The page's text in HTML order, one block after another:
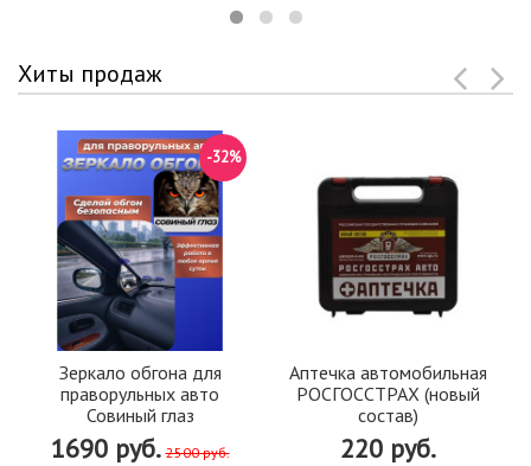
Хиты продаж
Зеркало обгона для
праворульных авто
Совиный глаз
1690 руб. 2500 руб.
-32%
Аптечка автомобильная
РОСГОССТРАХ (новый
состав)
220 руб.